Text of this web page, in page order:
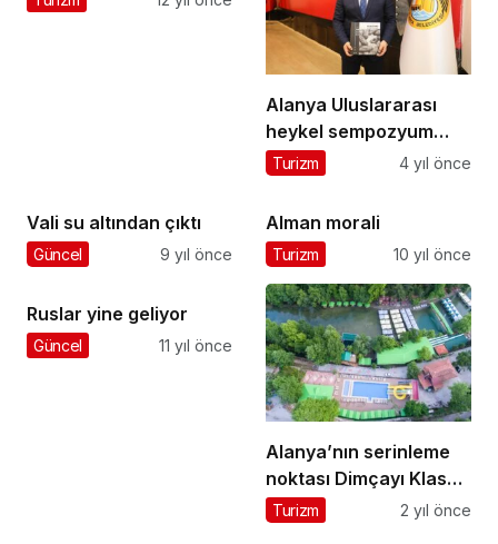
Alanya Uluslararası
heykel sempozyum
eserleri yayınlandı
Turizm 4 yıl önce
Vali su altından çıktı
Güncel 9 yıl önce
Alman morali
Turizm 10 yıl önce
Ruslar yine geliyor
Güncel 11 yıl önce
Alanya’nın serinleme
noktası Dimçayı Klas
Piknik
Turizm 2 yıl önce